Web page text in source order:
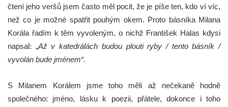
čtení jeho veršů jsem často měl pocit, že je píše ten, kdo ví víc,
než co je možné spatřit pouhým okem. Proto básníka Milana
Korála řadím k těm vyvoleným, o nichž František Halas kdysi
napsal: „Až v katedrálách budou plouti ryby / tento básník /
vyvolán bude jménem“.
S Milanem Korálem jsme toho měli až nečekaně hodně
společného: jméno, lásku k poezii, přátele, dokonce i toho